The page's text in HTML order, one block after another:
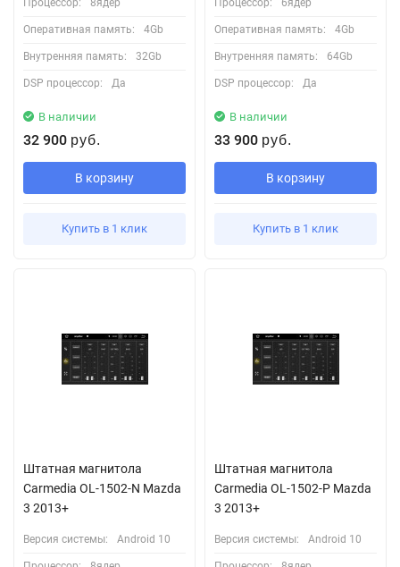
Процессор: 8ядер
Оперативная память: 4Gb
Внутренняя память: 32Gb
DSP процессор: Да
В наличии
32 900 руб.
В корзину
Купить в 1 клик
Процессор: 6ядер
Оперативная память: 4Gb
Внутренняя память: 64Gb
DSP процессор: Да
В наличии
33 900 руб.
В корзину
Купить в 1 клик
Штатная магнитола
Carmedia OL-1502-N Mazda
3 2013+
Версия системы: Android 10
Штатная магнитола
Carmedia OL-1502-P Mazda
3 2013+
Версия системы: Android 10